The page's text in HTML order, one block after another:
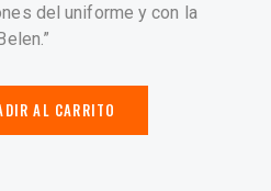
del uniforme y con la
AL CARRITO